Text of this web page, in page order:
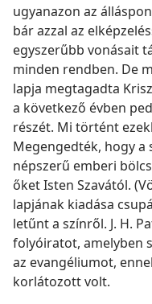
ugyanazon az
bár azzal az
egyszerűbb vonásait
minden rendben. De
lapja megtagadta
a következő évben
részét. Mi történt
Megengedték, hogy a
népszerű emberi
őket Isten Szavától.
lapjának kiadása
letűnt a színről. J. H.
folyóiratot, amelyben
az evangéliumot,
korlátozott volt.